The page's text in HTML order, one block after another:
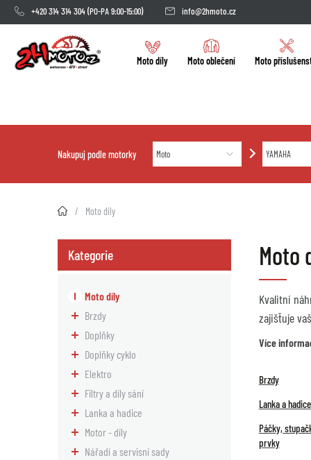
+420 314 314 304(PO-PA 9:00-15:00) info@2hmoto.cz
Moto díly Moto oblečení Moto
Nakupuj podle motorky
2HMOTO.cz Moto díly
Kategorie
Moto díly
Brzdy
Doplňky
Doplňky cyklo
Elektro
Filtry a díly sání
Lanka a hadice
Motor - díly
Nářadí a servisní sady
Moto
Kvalitní
zajišťuje
Více
Brzdy
Lanka a hadice
Páčky,
prvky